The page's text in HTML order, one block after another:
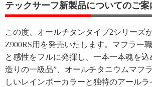
テックサーフ新製品についてのご案
この度、オールチタンタイプ2シリーズ
Z900RS用を発売いたします。マフラー
と感性をフルに発揮し、一本一本魂を
造りの一級品”、オールチタニウムマフ
しいレインボーカラーと独特のアール